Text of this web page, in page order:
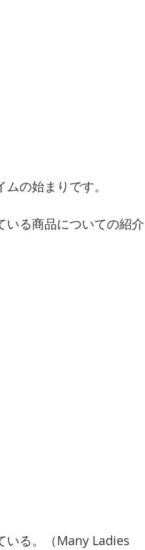
の始まりです。
いる商品についての紹介
いる。（Many Ladies